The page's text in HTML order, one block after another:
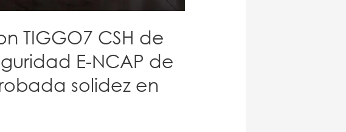
TIGGO7 CSH de
E-NCAP de
solidez en